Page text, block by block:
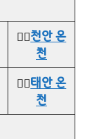
👉🏻천안 온
천
👉🏻태안 온
천